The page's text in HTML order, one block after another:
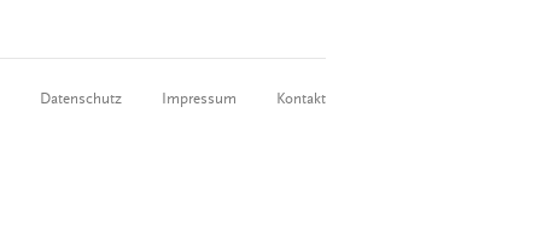
Datenschutz Impressum Kontakt